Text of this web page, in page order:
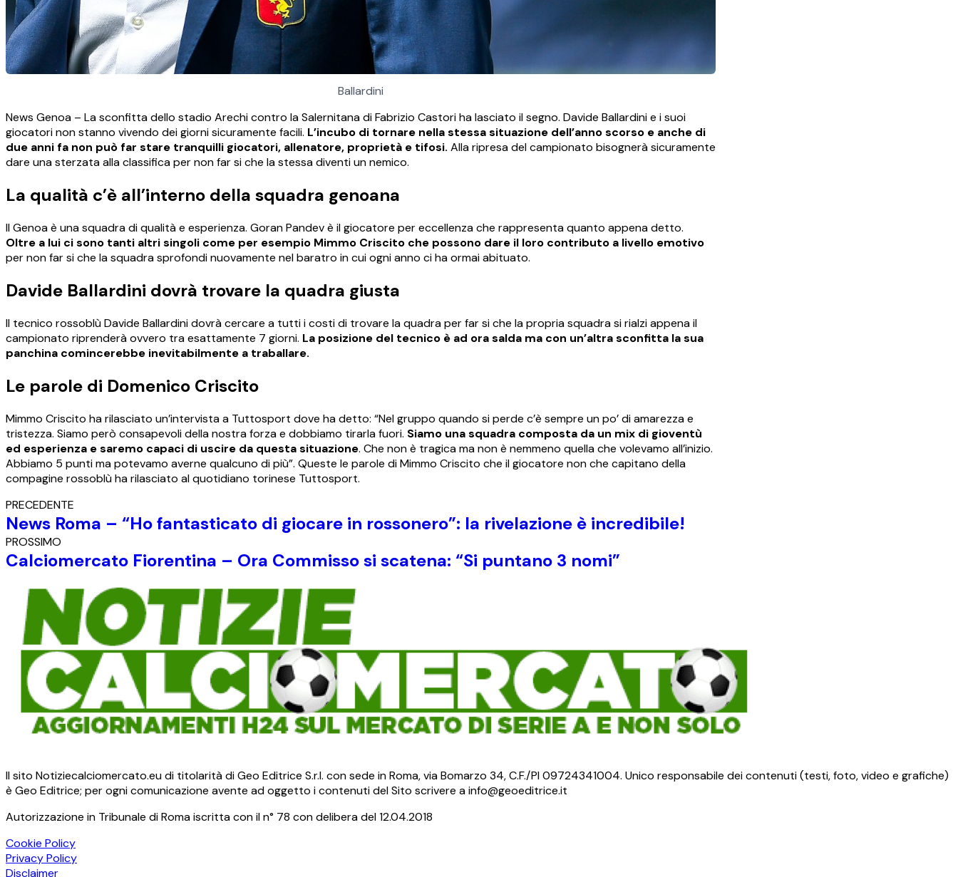
Ballardini
News Genoa – La sconfitta dello stadio Arechi contro la Salernitana di Fabrizio Castori ha lasciato il segno. Davide Ballardini e i suoi
giocatori non stanno vivendo dei giorni sicuramente facili. L’incubo di tornare nella stessa situazione dell’anno scorso e anche di
due anni fa non può far stare tranquilli giocatori, allenatore, proprietà e tifosi. Alla ripresa del campionato bisognerà sicuramente
dare una sterzata alla classifica per non far si che la stessa diventi un nemico.
La qualità c’è all’interno della squadra genoana
Il Genoa è una squadra di qualità e esperienza. Goran Pandev è il giocatore per eccellenza che rappresenta quanto appena detto.
Oltre a lui ci sono tanti altri singoli come per esempio Mimmo Criscito che possono dare il loro contributo a livello emotivo
per non far si che la squadra sprofondi nuovamente nel baratro in cui ogni anno ci ha ormai abituato.
Davide Ballardini dovrà trovare la quadra giusta
Il tecnico rossoblù Davide Ballardini dovrà cercare a tutti i costi di trovare la quadra per far si che la propria squadra si rialzi appena il
campionato riprenderà ovvero tra esattamente 7 giorni. La posizione del tecnico è ad ora salda ma con un’altra sconfitta la sua
panchina comincerebbe inevitabilmente a traballare.
Le parole di Domenico Criscito
Mimmo Criscito ha rilasciato un’intervista a Tuttosport dove ha detto: “Nel gruppo quando si perde c’è sempre un po’ di amarezza e
tristezza. Siamo però consapevoli della nostra forza e dobbiamo tirarla fuori. Siamo una squadra composta da un mix di gioventù
ed esperienza e saremo capaci di uscire da questa situazione. Che non è tragica ma non è nemmeno quella che volevamo all’inizio.
Abbiamo 5 punti ma potevamo averne qualcuno di più”. Queste le parole di Mimmo Criscito che il giocatore non che capitano della
compagine rossoblù ha rilasciato al quotidiano torinese Tuttosport.
PRECEDENTE
News Roma – “Ho fantasticato di giocare in rossonero”: la rivelazione è incredibile!
PROSSIMO
Calciomercato Fiorentina – Ora Commisso si scatena: “Si puntano 3 nomi”
Il sito Notiziecalciomercato.eu di titolarità di Geo Editrice S.r.l. con sede in Roma, via Bomarzo 34, C.F./PI 09724341004. Unico responsabile dei contenuti (testi, foto, video e grafiche)
è Geo Editrice; per ogni comunicazione avente ad oggetto i contenuti del Sito scrivere a info@geoeditrice.it
Autorizzazione in Tribunale di Roma iscritta con il n° 78 con delibera del 12.04.2018
Cookie Policy
Privacy Policy
Disclaimer